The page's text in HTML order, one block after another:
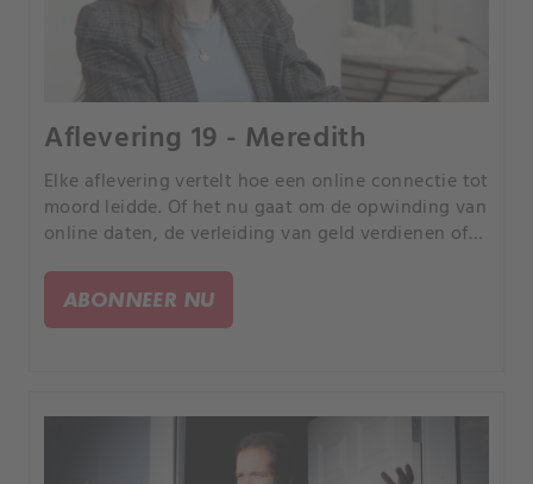
Aflevering 19 - Meredith
Elke aflevering vertelt hoe een online connectie tot
moord leidde. Of het nu gaat om de opwinding van
online daten, de verleiding van geld verdienen of
anders, maar iedereen heeft een tragisch einde.
ABONNEER NU